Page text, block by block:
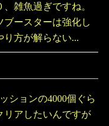
雑魚過ぎですね。
ースターは強化し
り方が解らない...
ションの4000個ぐら
リアしたいんですが